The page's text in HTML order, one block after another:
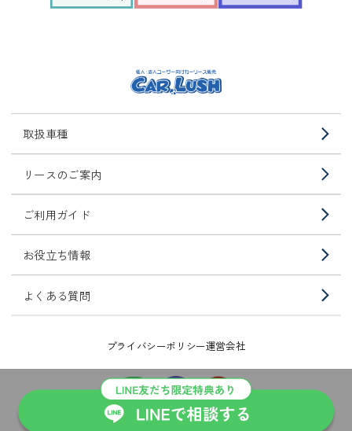
取扱車種
リースのご案内
ご利用ガイド
お役立ち情報
よくある質問
プライバシーポリシー運営会社